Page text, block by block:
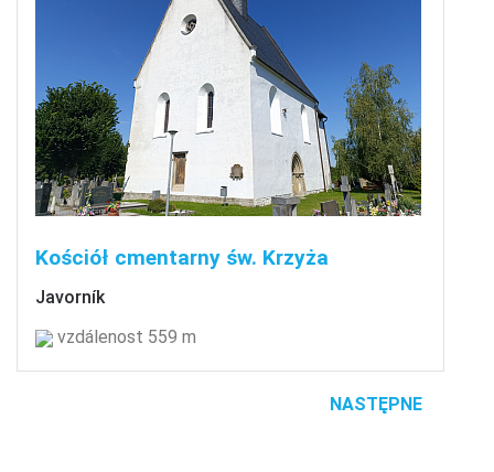
Kościół cmentarny św. Krzyża
Javorník
vzdálenost 559 m
NASTĘPNE